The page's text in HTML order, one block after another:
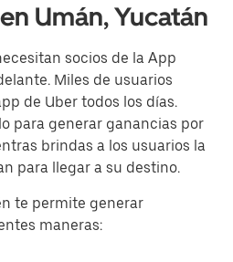
Umán, Yucatán
socios de la App
Miles de usuarios
de Uber todos los días.
para generar ganancias por
brindas a los usuarios la
para llegar a su destino.
te permite generar
maneras: